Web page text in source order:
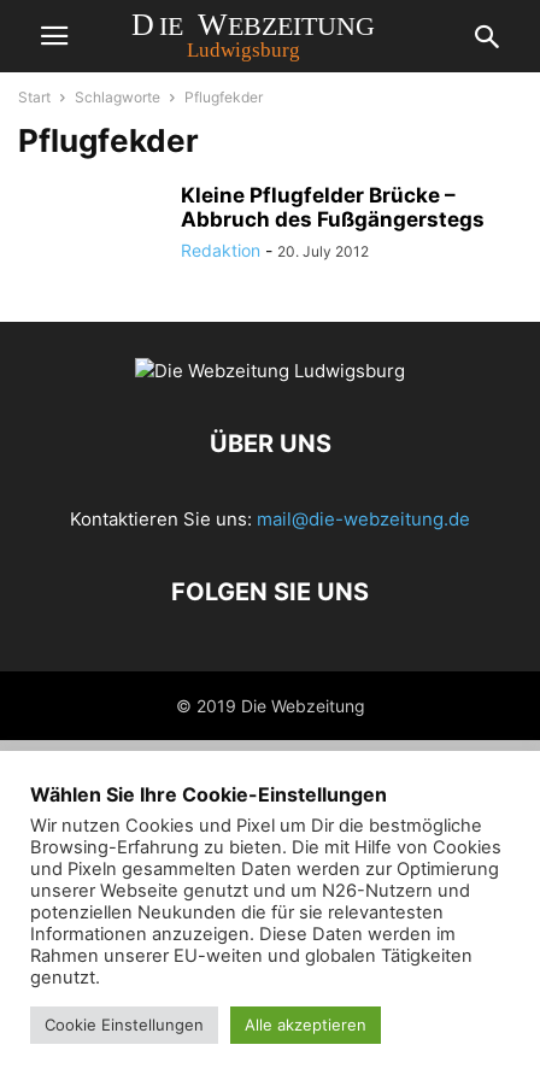
Start Schlagworte Pflugfekder
Pflugfekder
Kleine Pflugfelder Brücke –
Abbruch des Fußgängerstegs
Redaktion - 20. July 2012
ÜBER UNS
Kontaktieren Sie uns: mail@die-webzeitung.de
FOLGEN SIE UNS
© 2019 Die Webzeitung
Wählen Sie Ihre Cookie-Einstellungen
Wir nutzen Cookies und Pixel um Dir die bestmögliche
Browsing-Erfahrung zu bieten. Die mit Hilfe von Cookies
und Pixeln gesammelten Daten werden zur Optimierung
unserer Webseite genutzt und um N26-Nutzern und
potenziellen Neukunden die für sie relevantesten
Informationen anzuzeigen. Diese Daten werden im
Rahmen unserer EU-weiten und globalen Tätigkeiten
genutzt.
Cookie Einstellungen Alle akzeptieren